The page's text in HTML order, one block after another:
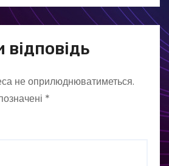
не оприлюднюватиметься.
*